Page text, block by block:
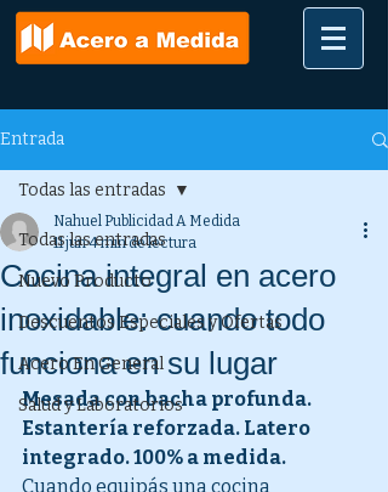
Entrada
Todas las entradas
Nuevo Producto
Descuentos Especiales y Ofertas
Acero En General
Salud y Laboratorios
Todas las entradas
Cocina integral en acero
inoxidable: cuando todo
funciona en su lugar
Nahuel Publicidad A Medida
11 jun 4 min de lectura
Mesada con bacha profunda.
Estantería reforzada. Latero
integrado. 100% a medida.
Cuando equipás una cocina